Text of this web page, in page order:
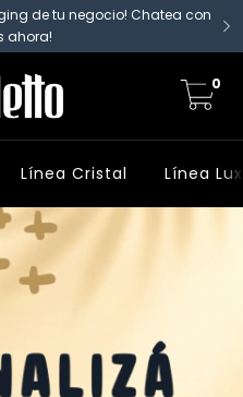
de tu negocio! Chatea con
ahora!
0
Línea Cristal Línea